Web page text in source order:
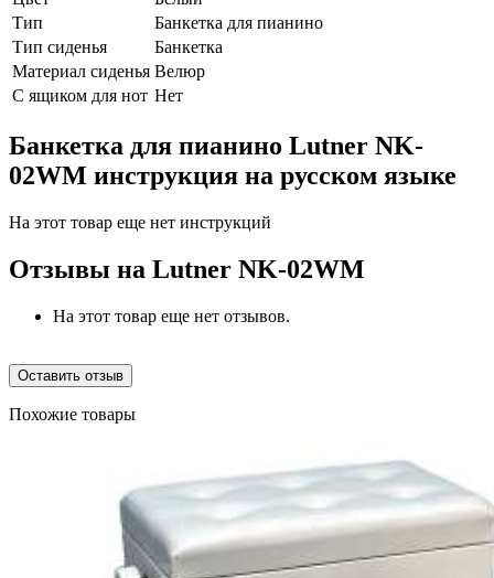
Тип
Банкетка для пианино
Тип сиденья
Банкетка
Материал сиденья Велюр
С ящиком для нот Нет
Банкетка для пианино Lutner NK-
02WM инструкция на русском языке
На этот товар еще нет инструкций
Отзывы на Lutner NK-02WM
На этот товар еще нет отзывов.
Оставить отзыв
Похожие товары